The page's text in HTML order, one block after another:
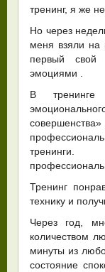
тренинг, я же
Но через
меня взяли
первый свой
эмоциями .
В тренинге
тренинги.
Тренинг
технику и
Через год,
количеством
минуты из
состояние